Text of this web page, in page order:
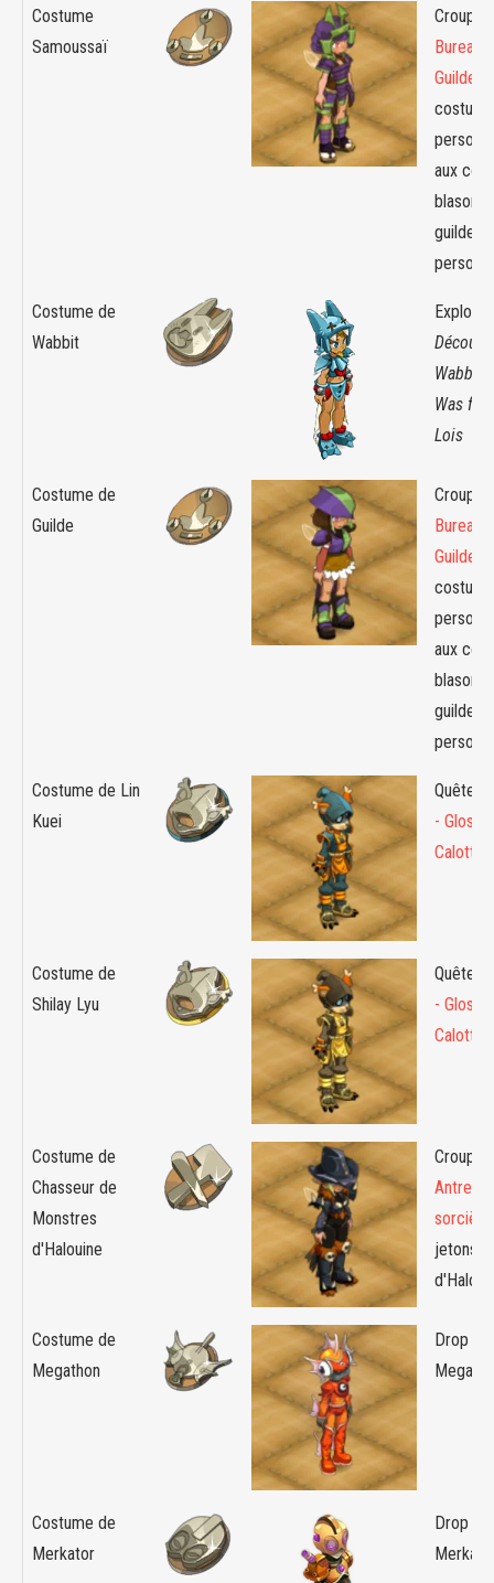
Costume
Samoussaï
Bureau
Guilde
aux
blason
guilde
Costume de
Wabbit
Exploit :
Wabbit
Was
Lois
Costume de
Guilde
Bureau
Guilde
aux
blason
guilde
Costume de Lin
Kuei
Quête :
- Glosse
Calotte
Costume de
Shilay Lyu
Quête :
- Glosse
Calotte
Costume de
Chasseur de
Monstres
d'Halouine
Antre
sorcière
jetons
Costume de
Megathon
Drop :
Costume de
Merkator
Drop :